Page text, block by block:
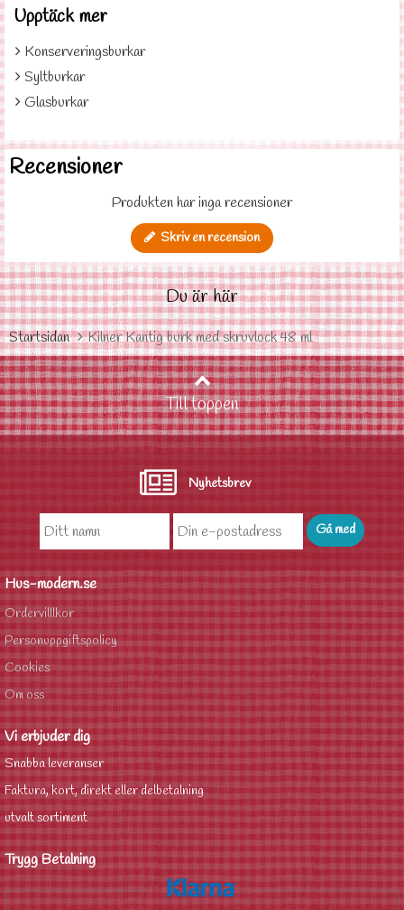
Upptäck mer
Konserveringsburkar
Syltburkar
Glasburkar
Recensioner
Produkten har inga recensioner
Skriv en recension
Du är här
Startsidan Kilner Kantig burk med skruvlock 48 ml
Till toppen
Nyhetsbrev
Hus-modern.se
Ordervilllkor
Personuppgiftspolicy
Cookies
Om oss
Vi erbjuder dig
Snabba leveranser
Faktura, kort, direkt eller delbetalning
utvalt sortiment
Trygg Betalning